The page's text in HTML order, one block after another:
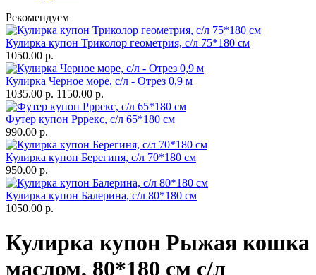
Рекомендуем
Кулирка купон Триколор геометрия, с/л 75*180 см
1050.00 р.
Кулирка Черное море, с/л - Отрез 0,9 м
1035.00 р. 1150.00 р.
Футер купон Рррекс, с/л 65*180 см
990.00 р.
Кулирка купон Берегиня, с/л 70*180 см
950.00 р.
Кулирка купон Балерина, с/л 80*180 см
1050.00 р.
Кулирка купон Рыжая кошка
маслом, 80*180 см с/л